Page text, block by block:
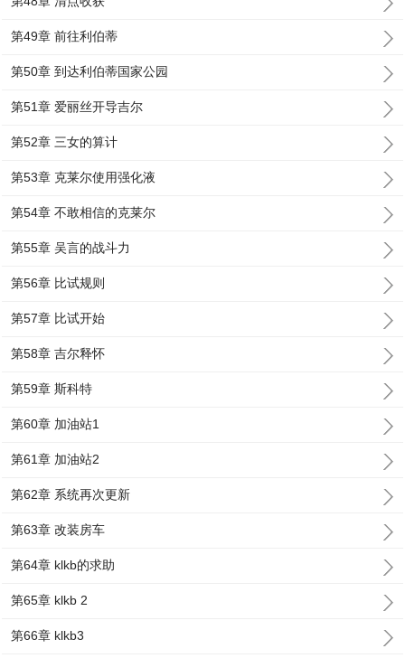
第49章 前往利伯蒂
第50章 到达利伯蒂国家公园
第51章 爱丽丝开导吉尔
第52章 三女的算计
第53章 克莱尔使用强化液
第54章 不敢相信的克莱尔
第55章 吴言的战斗力
第56章 比试规则
第57章 比试开始
第58章 吉尔释怀
第59章 斯科特
第60章 加油站1
第61章 加油站2
第62章 系统再次更新
第63章 改装房车
第64章 klkb的求助
第65章 klkb 2
第66章 klkb3